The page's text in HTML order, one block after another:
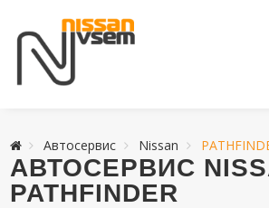
Автосервис Nissan
АВТОСЕРВИС
PATHFINDER